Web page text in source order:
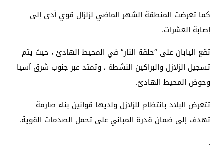
كما تعرضت المنطقة الشهر الماضي لزلزال قوي أدى إلى
إصابة العشرات.
تقع اليابان على “حلقة النار” في المحيط الهادئ ، حيث يتم
تسجيل الزلازل والبراكين النشطة ، وتمتد عبر جنوب شرق آسيا
وحوض المحيط الهادئ.
تتعرض البلاد بانتظام للزلازل ولديها قوانين بناء صارمة
تهدف إلى ضمان قدرة المباني على تحمل الصدمات القوية.
.